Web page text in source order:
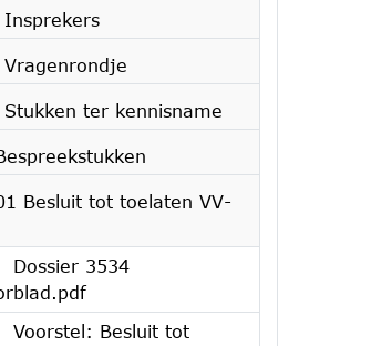
Insprekers
Vragenrondje
Stukken ter kennisname
Besluit tot toelaten VV-
Dossier 3534
Voorstel: Besluit tot